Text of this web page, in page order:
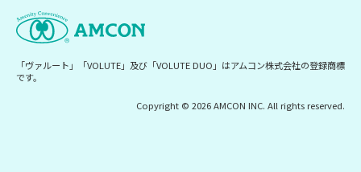
「ヴァルート」「VOLUTE」及び「VOLUTE DUO」はアムコン株式会社の登録商標
です。
Copyright © 2026 AMCON INC. All rights reserved.